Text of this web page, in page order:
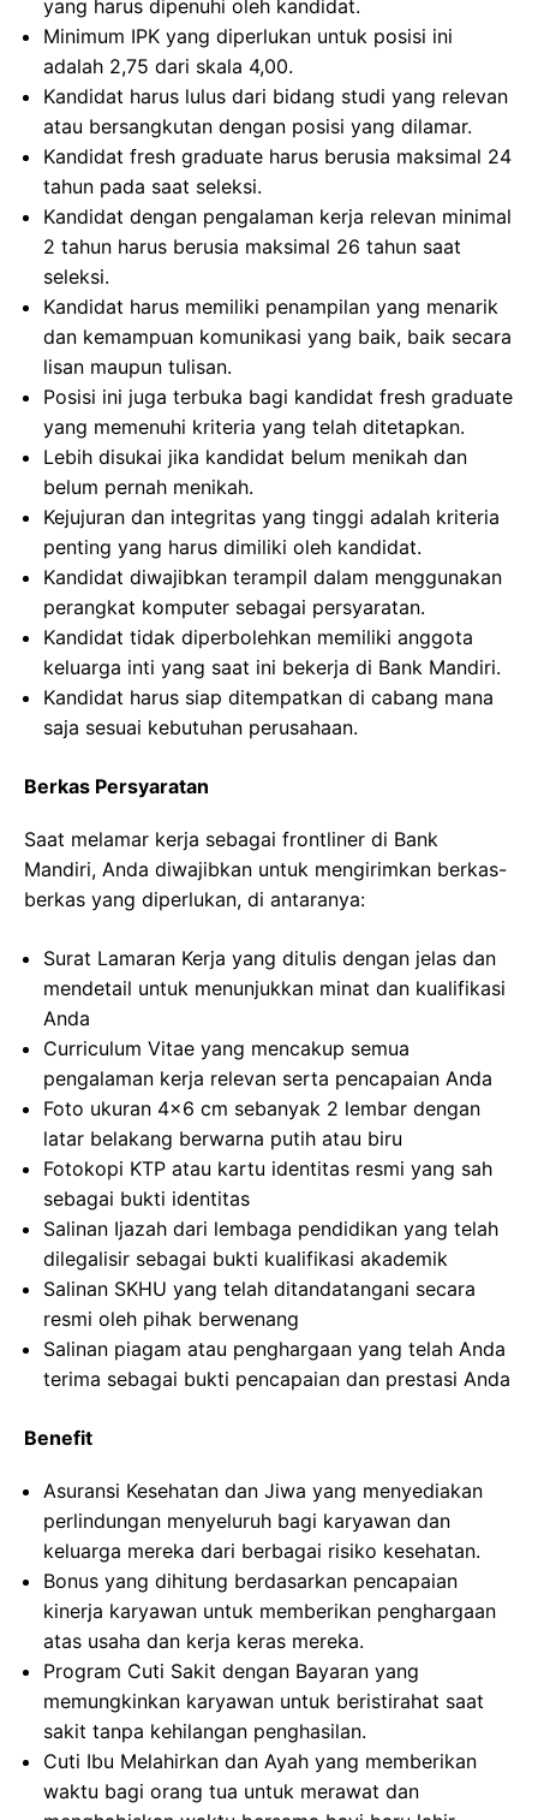
yang harus dipenuhi oleh kandidat.
Minimum IPK yang diperlukan untuk posisi ini
adalah 2,75 dari skala 4,00.
Kandidat harus lulus dari bidang studi yang relevan
atau bersangkutan dengan posisi yang dilamar.
Kandidat fresh graduate harus berusia maksimal 24
tahun pada saat seleksi.
Kandidat dengan pengalaman kerja relevan minimal
2 tahun harus berusia maksimal 26 tahun saat
seleksi.
Kandidat harus memiliki penampilan yang menarik
dan kemampuan komunikasi yang baik, baik secara
lisan maupun tulisan.
Posisi ini juga terbuka bagi kandidat fresh graduate
yang memenuhi kriteria yang telah ditetapkan.
Lebih disukai jika kandidat belum menikah dan
belum pernah menikah.
Kejujuran dan integritas yang tinggi adalah kriteria
penting yang harus dimiliki oleh kandidat.
Kandidat diwajibkan terampil dalam menggunakan
perangkat komputer sebagai persyaratan.
Kandidat tidak diperbolehkan memiliki anggota
keluarga inti yang saat ini bekerja di Bank Mandiri.
Kandidat harus siap ditempatkan di cabang mana
saja sesuai kebutuhan perusahaan.
Berkas Persyaratan
Saat melamar kerja sebagai frontliner di Bank
Mandiri, Anda diwajibkan untuk mengirimkan berkas-
berkas yang diperlukan, di antaranya:
Surat Lamaran Kerja yang ditulis dengan jelas dan
mendetail untuk menunjukkan minat dan kualifikasi
Anda
Curriculum Vitae yang mencakup semua
pengalaman kerja relevan serta pencapaian Anda
Foto ukuran 4×6 cm sebanyak 2 lembar dengan
latar belakang berwarna putih atau biru
Fotokopi KTP atau kartu identitas resmi yang sah
sebagai bukti identitas
Salinan Ijazah dari lembaga pendidikan yang telah
dilegalisir sebagai bukti kualifikasi akademik
Salinan SKHU yang telah ditandatangani secara
resmi oleh pihak berwenang
Salinan piagam atau penghargaan yang telah Anda
terima sebagai bukti pencapaian dan prestasi Anda
Benefit
Asuransi Kesehatan dan Jiwa yang menyediakan
perlindungan menyeluruh bagi karyawan dan
keluarga mereka dari berbagai risiko kesehatan.
Bonus yang dihitung berdasarkan pencapaian
kinerja karyawan untuk memberikan penghargaan
atas usaha dan kerja keras mereka.
Program Cuti Sakit dengan Bayaran yang
memungkinkan karyawan untuk beristirahat saat
sakit tanpa kehilangan penghasilan.
Cuti Ibu Melahirkan dan Ayah yang memberikan
waktu bagi orang tua untuk merawat dan